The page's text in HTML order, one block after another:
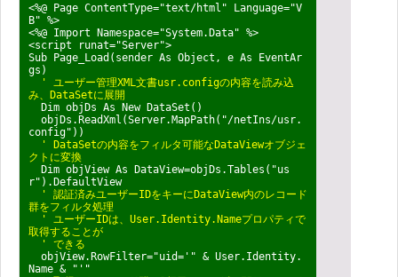
<%@ Page ContentType="text/html" Language="V
B" %>
<%@ Import Namespace="System.Data" %>
<script runat="Server">
Sub Page_Load(sender As Object, e As EventAr
gs)
' ユーザー管理XML文書usr.configの内容を読み込
み、DataSetに展開
Dim objDs As New DataSet()
objDs.ReadXml(Server.MapPath("/netIns/usr.
config"))
' DataSetの内容をフィルタ可能なDataViewオブジェ
クトに変換
Dim objView As DataView=objDs.Tables("us
r").DefaultView
' 認証済みユーザーIDをキーにDataView内のレコード
群をフィルタ処理
' ユーザーIDは、User.Identity.Nameプロパティで
取得することが
' できる
objView.RowFilter="uid='" & User.Identity.
Name & "'"